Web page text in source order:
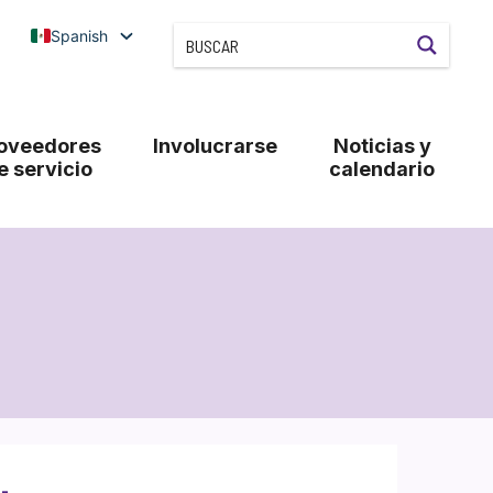
Spanish
servicio
Involucrarse
Noticias y
calendario